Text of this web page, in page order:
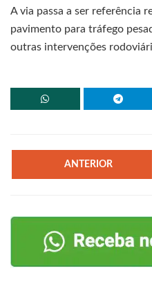
A via passa a ser referência
pavimento para tráfego
outras intervenções
ANTERIOR